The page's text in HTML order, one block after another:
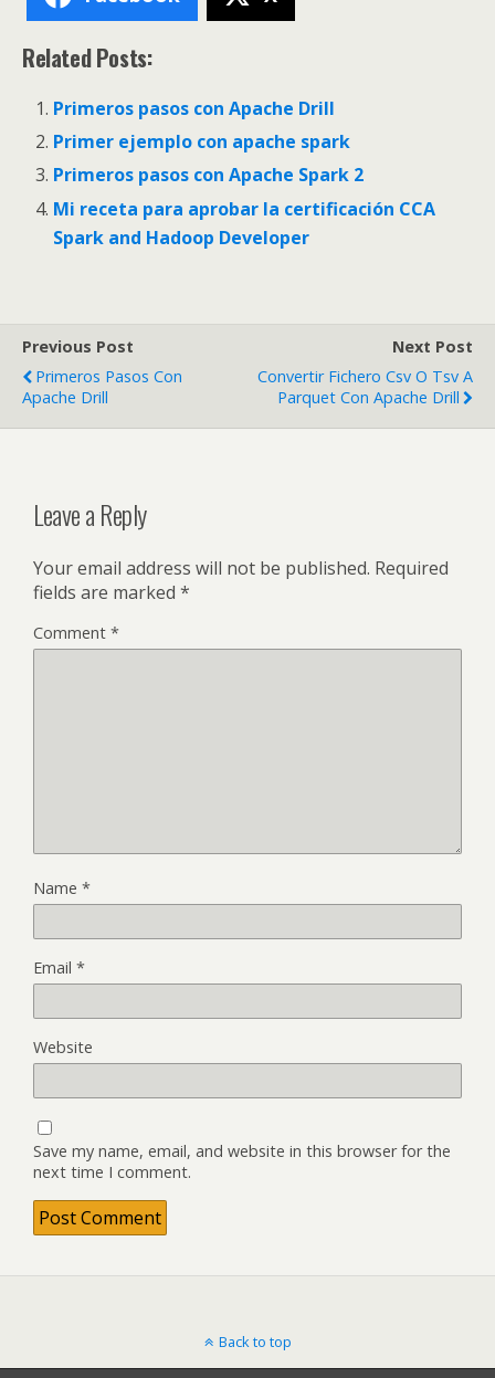
Related Posts:
Primeros pasos con Apache Drill
Primer ejemplo con apache spark
Primeros pasos con Apache Spark 2
Mi receta para aprobar la certificación CCA
Spark and Hadoop Developer
Previous Post
Primeros Pasos Con
Apache Drill
Next Post
Convertir Fichero Csv O Tsv A
Parquet Con Apache Drill
Leave a Reply
Your email address will not be published. Required
fields are marked *
Comment *
Name *
Email *
Website
Save my name, email, and website in this browser for the
next time I comment.
Back to top